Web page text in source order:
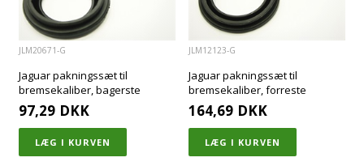
JLM20671-G
Jaguar pakningssæt til
bremsekaliber, bagerste
97,29 DKK
JLM12123-G
Jaguar pakningssæt til
bremsekaliber, forreste
164,69 DKK